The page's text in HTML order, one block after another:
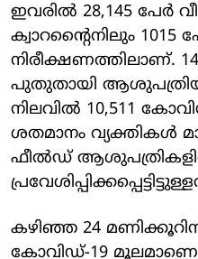
ഇവരില്‍ 28,145 പേര്‍
ക്വാറന്റൈനിലും
നിരീക്ഷണത്തിലാണ്.
പുതുതായി
നിലവില്‍ 10,511
ശതമാനം വ്യക്തികള്‍
ഫീല്‍ഡ്
കഴിഞ്ഞ 24
കോവിഡ്-19